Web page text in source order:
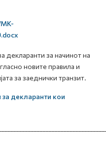
декларанти за начинот на
новите правила и
за заеднички транзит.
декларанти кои